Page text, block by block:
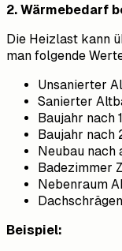
2. Wärmebedarf
Die Heizlast kann
man folgende
Unsanierter
Sanierter
Baujahr nach
Baujahr nach
Neubau nach
Badezimmer
Nebenraum
Beispiel: